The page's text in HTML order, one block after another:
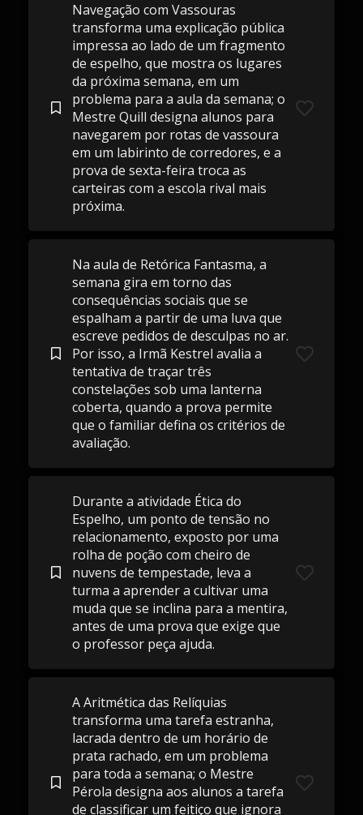
Navegação com Vassouras
transforma uma explicação pública
impressa ao lado de um fragmento
de espelho, que mostra os lugares
da próxima semana, em um
problema para a aula da semana; o
Mestre Quill designa alunos para
navegarem por rotas de vassoura
em um labirinto de corredores, e a
prova de sexta-feira troca as
carteiras com a escola rival mais
próxima.
Na aula de Retórica Fantasma, a
semana gira em torno das
consequências sociais que se
espalham a partir de uma luva que
escreve pedidos de desculpas no ar.
Por isso, a Irmã Kestrel avalia a
tentativa de traçar três
constelações sob uma lanterna
coberta, quando a prova permite
que o familiar defina os critérios de
avaliação.
Durante a atividade Ética do
Espelho, um ponto de tensão no
relacionamento, exposto por uma
rolha de poção com cheiro de
nuvens de tempestade, leva a
turma a aprender a cultivar uma
muda que se inclina para a mentira,
antes de uma prova que exige que
o professor peça ajuda.
A Aritmética das Relíquias
transforma uma tarefa estranha,
lacrada dentro de um horário de
prata rachado, em um problema
para toda a semana; o Mestre
Pérola designa aos alunos a tarefa
de classificar um feitiço que ignora